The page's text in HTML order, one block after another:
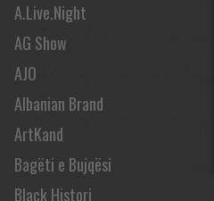
A.Live.Night
AG Show
AJO
Albanian Brand
ArtKand
Bagëti e Bujqësi
Black Histori